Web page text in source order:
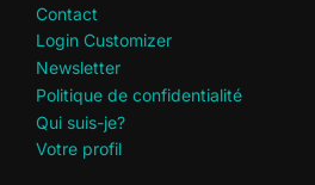
Contact
Login Customizer
Newsletter
Politique de confidentialité
Qui suis-je?
Votre profil